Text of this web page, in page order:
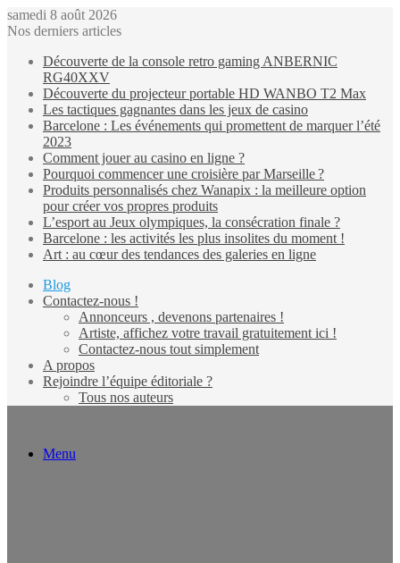
samedi 8 août 2026
Nos derniers articles
Découverte de la console retro gaming ANBERNIC
RG40XXV
Découverte du projecteur portable HD WANBO T2 Max
Les tactiques gagnantes dans les jeux de casino
Barcelone : Les événements qui promettent de marquer l’été
2023
Comment jouer au casino en ligne ?
Pourquoi commencer une croisière par Marseille ?
Produits personnalisés chez Wanapix : la meilleure option
pour créer vos propres produits
L’esport au Jeux olympiques, la consécration finale ?
Barcelone : les activités les plus insolites du moment !
Art : au cœur des tendances des galeries en ligne
Blog
Contactez-nous !
Annonceurs , devenons partenaires !
Artiste, affichez votre travail gratuitement ici !
Contactez-nous tout simplement
A propos
Rejoindre l’équipe éditoriale ?
Tous nos auteurs
Menu